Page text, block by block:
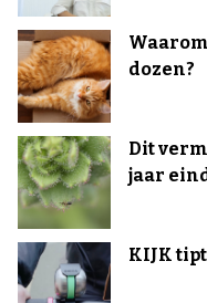
dozen?
Dit
jaar
KIJK